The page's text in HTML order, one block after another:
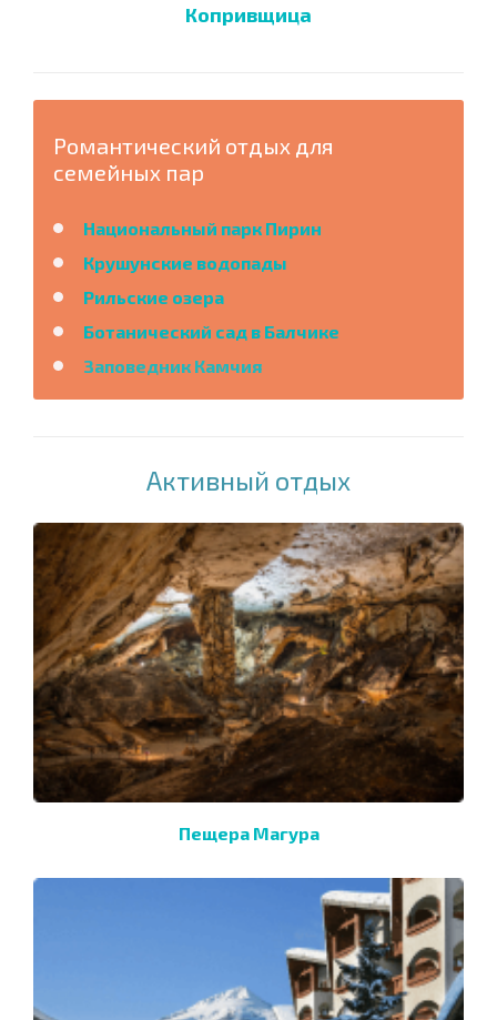
Копривщица
Романтический отдых для
семейных пар
Национальный парк Пирин
Крушунские водопады
Рильские озера
Ботанический сад в Балчике
Заповедник Камчия
Активный отдых
Пещера Магура